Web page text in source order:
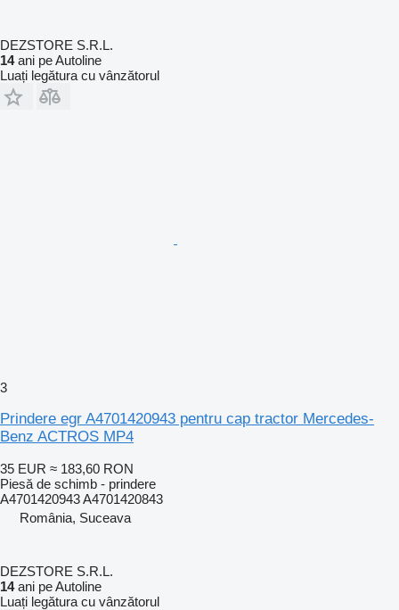
DEZSTORE S.R.L.
14ani pe Autoline
Luați legătura cu vânzătorul
3
Prindere egr A4701420943 pentru cap tractor Mercedes-
Benz ACTROS MP4
35 EUR ≈ 183,60 RON
Piesă de schimb - prindere
A4701420943 A4701420843
România, Suceava
DEZSTORE S.R.L.
14ani pe Autoline
Luați legătura cu vânzătorul